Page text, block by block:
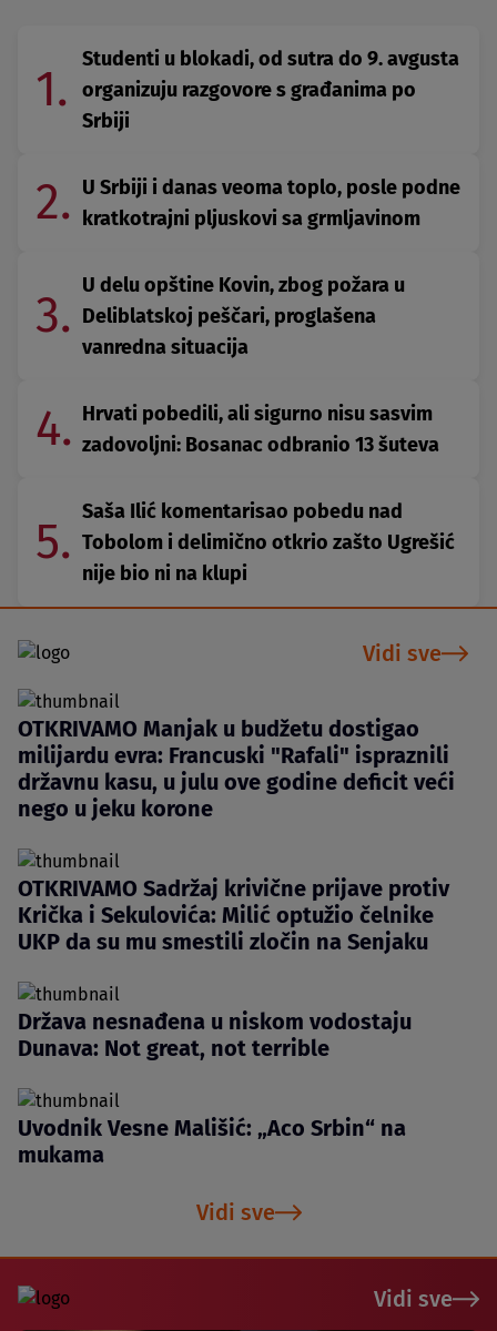
1.
Studenti u blokadi, od sutra do 9. avgusta
organizuju razgovore s građanima po
Srbiji
2. U Srbiji i danas veoma toplo, posle podne
kratkotrajni pljuskovi sa grmljavinom
3.
U delu opštine Kovin, zbog požara u
Deliblatskoj peščari, proglašena
vanredna situacija
4. Hrvati pobedili, ali sigurno nisu sasvim
zadovoljni: Bosanac odbranio 13 šuteva
5.
Saša Ilić komentarisao pobedu nad
Tobolom i delimično otkrio zašto Ugrešić
nije bio ni na klupi
Vidi sve
OTKRIVAMO Manjak u budžetu dostigao
milijardu evra: Francuski "Rafali" ispraznili
državnu kasu, u julu ove godine deficit veći
nego u jeku korone
OTKRIVAMO Sadržaj krivične prijave protiv
Krička i Sekulovića: Milić optužio čelnike
UKP da su mu smestili zločin na Senjaku
Država nesnađena u niskom vodostaju
Dunava: Not great, not terrible
Uvodnik Vesne Mališić: „Aco Srbin“ na
mukama
Vidi sve
Vidi sve